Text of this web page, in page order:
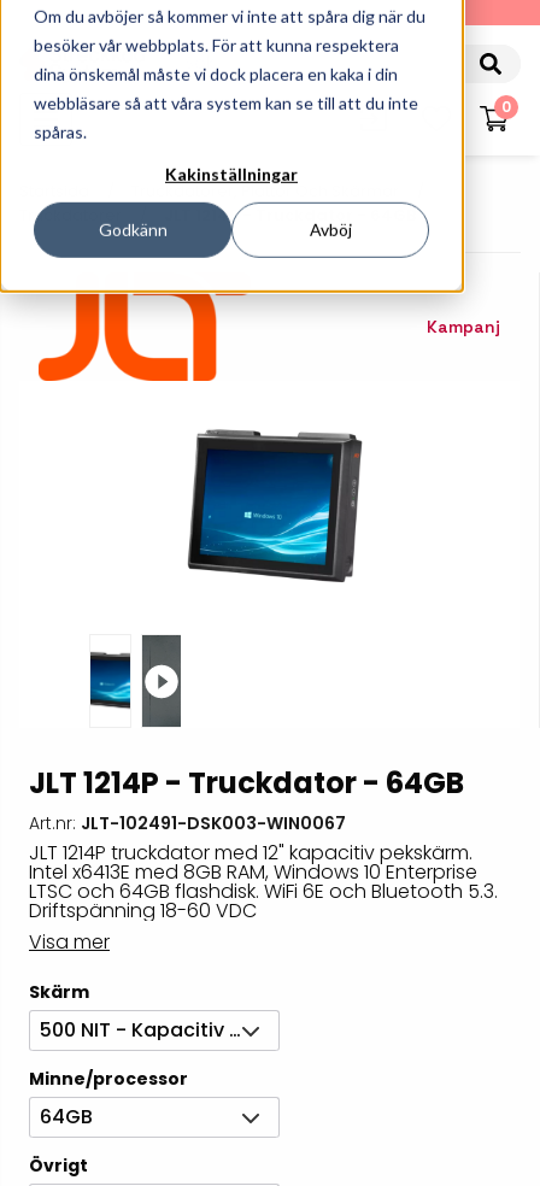
Om du avböjer så kommer vi inte att spåra dig när du
besöker vår webbplats. För att kunna respektera
dina önskemål måste vi dock placera en kaka i din
webbläsare så att våra system kan se till att du inte
spåras.
Kakinställningar
Godkänn Avböj
010-162 61 90
0
Truckdatorer, Plattor Och Skärmar
Truckdatorer
JLT 1214P - Truckdator - 64GB
Kampanj
JLT 1214P - Truckdator - 64GB
Art.nr: JLT-102491-DSK003-WIN0067
JLT 1214P truckdator med 12" kapacitiv pekskärm.
Intel x6413E med 8GB RAM, Windows 10 Enterprise
LTSC och 64GB flashdisk. WiFi 6E och Bluetooth 5.3.
Driftspänning 18-60 VDC
Visa mer
Skärm
500 NIT - Kapacitiv pekskärm
Minne/processor
64GB
Övrigt